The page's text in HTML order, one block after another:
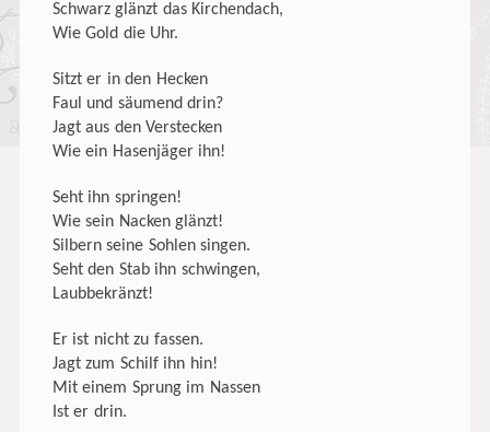
Schwarz glänzt das Kirchendach,
Wie Gold die Uhr.
Sitzt er in den Hecken
Faul und säumend drin?
Jagt aus den Verstecken
Wie ein Hasenjäger ihn!
Seht ihn springen!
Wie sein Nacken glänzt!
Silbern seine Sohlen singen.
Seht den Stab ihn schwingen,
Laubbekränzt!
Er ist nicht zu fassen.
Jagt zum Schilf ihn hin!
Mit einem Sprung im Nassen
Ist er drin.